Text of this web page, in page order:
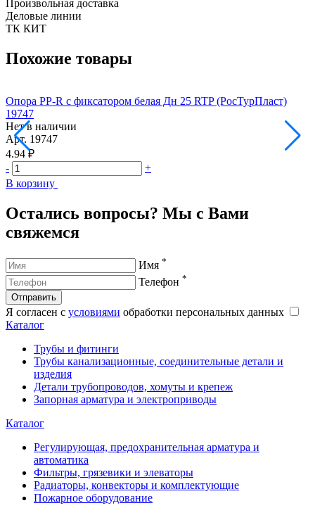
Произвольная доставка
Деловые линии
ТК КИТ
Похожие товары
Опора PP-R с фиксатором белая Дн 25 RTP (РосТурПласт)
19747
Нет в наличии
Арт. 19747
4.94 ₽
-
+
В корзину
Остались вопросы? Мы с Вами
свяжемся
Имя *
Телефон *
Отправить
Я согласен с условиями обработки персональных данных
Каталог
Трубы и фитинги
Трубы канализационные, соединительные детали и
изделия
Детали трубопроводов, хомуты и крепеж
Запорная арматура и электроприводы
Каталог
Регулирующая, предохранительная арматура и
автоматика
Фильтры, грязевики и элеваторы
Радиаторы, конвекторы и комплектующие
Пожарное оборудование